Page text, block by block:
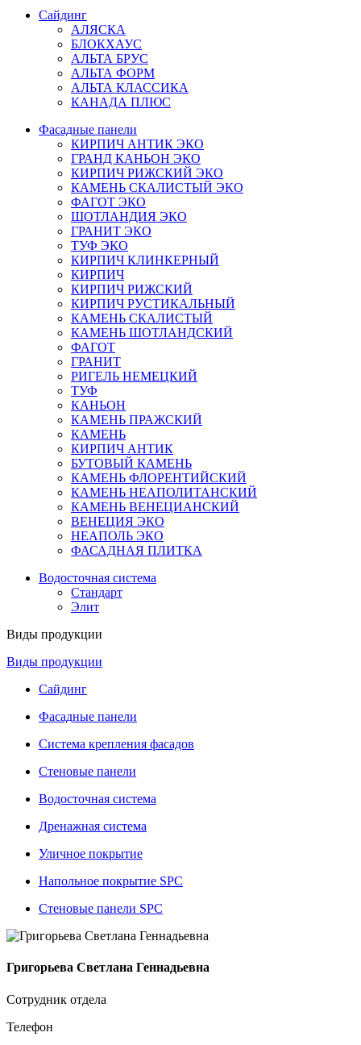
Сайдинг
АЛЯСКА
БЛОКХАУС
АЛЬТА БРУС
АЛЬТА ФОРМ
АЛЬТА КЛАССИКА
КАНАДА ПЛЮС
Фасадные панели
КИРПИЧ АНТИК ЭКО
ГРАНД КАНЬОН ЭКО
КИРПИЧ РИЖСКИЙ ЭКО
КАМЕНЬ СКАЛИСТЫЙ ЭКО
ФАГОТ ЭКО
ШОТЛАНДИЯ ЭКО
ГРАНИТ ЭКО
ТУФ ЭКО
КИРПИЧ КЛИНКЕРНЫЙ
КИРПИЧ
КИРПИЧ РИЖСКИЙ
КИРПИЧ РУСТИКАЛЬНЫЙ
КАМЕНЬ СКАЛИСТЫЙ
КАМЕНЬ ШОТЛАНДСКИЙ
ФАГОТ
ГРАНИТ
РИГЕЛЬ НЕМЕЦКИЙ
ТУФ
КАНЬОН
КАМЕНЬ ПРАЖСКИЙ
КАМЕНЬ
КИРПИЧ АНТИК
БУТОВЫЙ КАМЕНЬ
КАМЕНЬ ФЛОРЕНТИЙСКИЙ
КАМЕНЬ НЕАПОЛИТАНСКИЙ
КАМЕНЬ ВЕНЕЦИАНСКИЙ
ВЕНЕЦИЯ ЭКО
НЕАПОЛЬ ЭКО
ФАСАДНАЯ ПЛИТКА
Водосточная система
Стандарт
Элит
Виды продукции
Виды продукции
Сайдинг
Фасадные панели
Система крепления фасадов
Стеновые панели
Водосточная система
Дренажная система
Уличное покрытие
Напольное покрытие SPC
Стеновые панели SPC
Григорьева Светлана Геннадьевна
Сотрудник отдела
Телефон